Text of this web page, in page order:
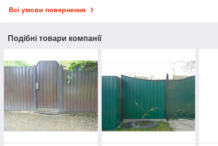
Всі умови повернення
Подібні товари компанії